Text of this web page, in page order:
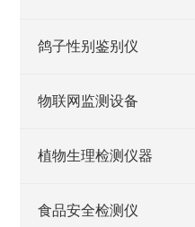
鸽子性别鉴别仪
物联网监测设备
植物生理检测仪器
食品安全检测仪